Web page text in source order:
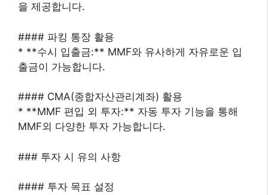
을 제공합니다.
#### 파킹 통장 활용
* **수시 입출금:** MMF와 유사하게 자유로운 입
출금이 가능합니다.
#### CMA(종합자산관리계좌) 활용
* **MMF 편입 외 투자:** 자동 투자 기능을 통해
MMF외 다양한 투자 가능합니다.
### 투자 시 유의 사항
#### 투자 목표 설정